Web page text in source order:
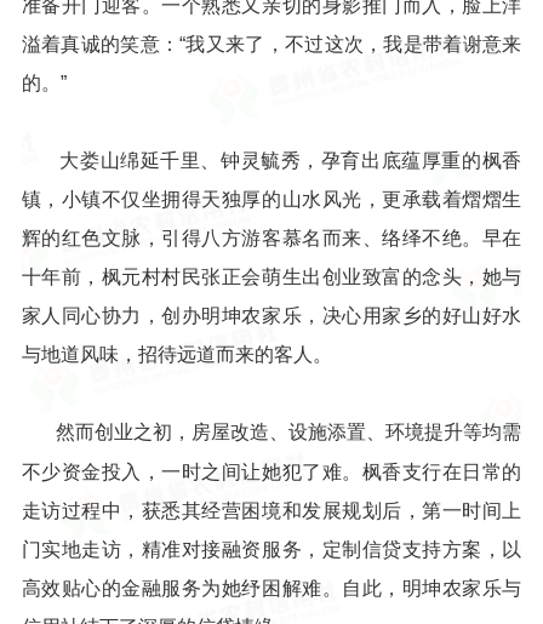
准备开门迎客。一个熟悉又亲切的身影推门而入，脸上洋
溢着真诚的笑意：“我又来了，不过这次，我是带着谢意来
的。”
大娄山绵延千里、钟灵毓秀，孕育出底蕴厚重的枫香
镇，小镇不仅坐拥得天独厚的山水风光，更承载着熠熠生
辉的红色文脉，引得八方游客慕名而来、络绎不绝。早在
十年前，枫元村村民张正会萌生出创业致富的念头，她与
家人同心协力，创办明坤农家乐，决心用家乡的好山好水
与地道风味，招待远道而来的客人。
然而创业之初，房屋改造、设施添置、环境提升等均需
不少资金投入，一时之间让她犯了难。枫香支行在日常的
走访过程中，获悉其经营困境和发展规划后，第一时间上
门实地走访，精准对接融资服务，定制信贷支持方案，以
高效贴心的金融服务为她纾困解难。自此，明坤农家乐与